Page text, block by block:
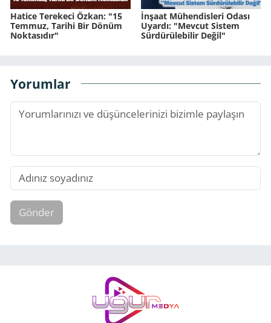
Hatice Terekeci Özkan: "15
Temmuz, Tarihi Bir Dönüm
Noktasıdır"
İnşaat Mühendisleri Odası
Uyardı: "Mevcut Sistem
Sürdürülebilir Değil"
Yorumlar
Gönder